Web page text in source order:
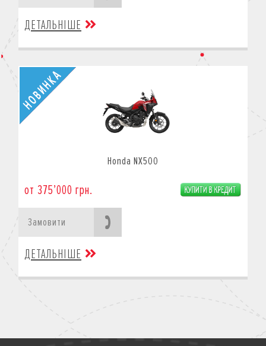
ДЕТАЛЬНІШЕ
Honda NX500
от 375’000 грн.
Замовити
ДЕТАЛЬНІШЕ